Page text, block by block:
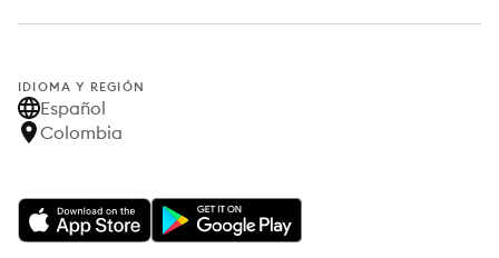
IDIOMA Y REGIÓN
Español
Colombia